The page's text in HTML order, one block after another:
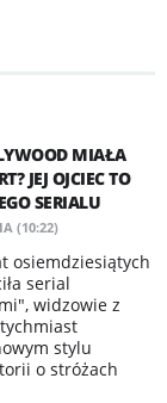
MIAŁA
JEJ OJCIEC TO
SERIALU
(10:22)
osiemdziesiątych
serial
widzowie z
stylu
o stróżach